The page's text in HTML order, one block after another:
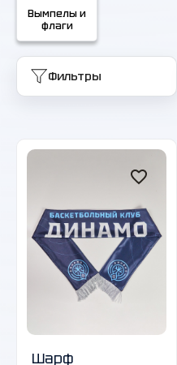
Вымпелы и
флаги
Фильтры
Шарф